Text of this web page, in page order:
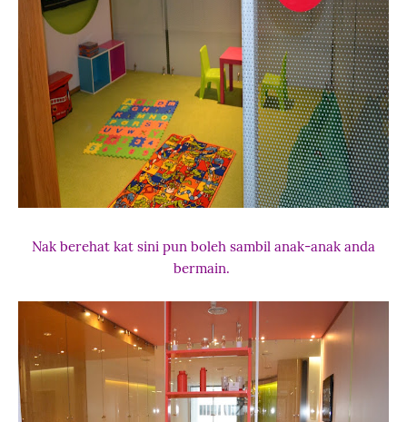
Nak berehat kat sini pun boleh sambil anak-anak anda
bermain.